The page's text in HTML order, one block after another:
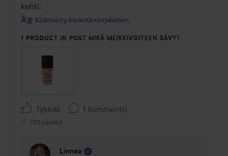
kohti.
Käännetty kielestä norjalainen
1 PRODUCT IN POST MIKÄ MEIKKIVOITEEN SÄVY?
Tykkää 1 kommentti
703 näyttöä
Linnea